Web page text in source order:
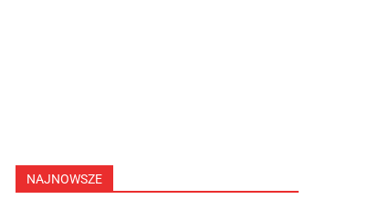
NAJNOWSZE